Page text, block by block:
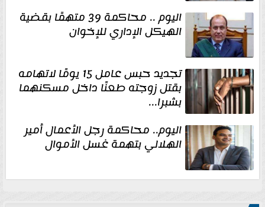
اليوم .. محاكمة 39 متهمًا بقضية
الهيكل الإداري للإخوان
تجديد حبس عامل 15 يومًا لاتهامه
بقتل زوجته طعنًا داخل مسكنهما
بشبرا...
اليوم.. محاكمة رجل الأعمال أمير
الهلالي بتهمة غسل الأموال